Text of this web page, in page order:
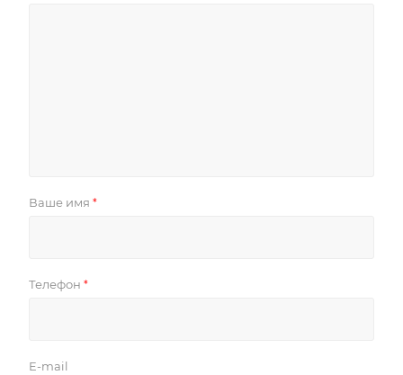
Ваше имя *
Телефон *
E-mail